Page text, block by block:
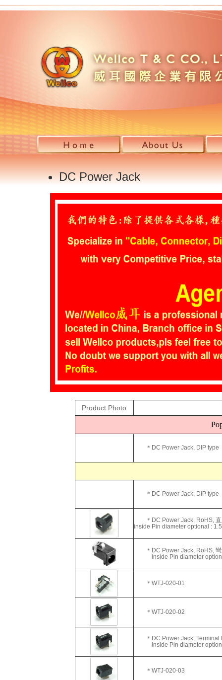
DC Power Jack
Product Photo
＊DC Power
＊DC Power
＊DC Power Jack,
inside Pin diameter optional :
＊DC Power
inside Pin diameter optional
＊WTJ-020-01
＊WTJ-020-02
＊DC Power Jack,
inside Pin diameter optional
＊WTJ-020-03